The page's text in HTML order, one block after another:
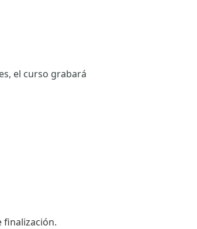
el curso grabará
finalización.